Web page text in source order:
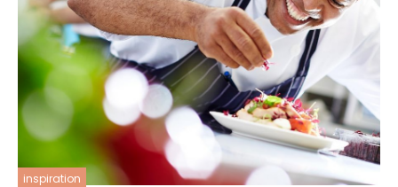
inspiration